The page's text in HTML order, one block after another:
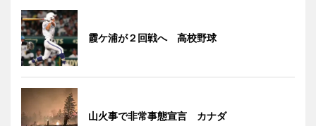
霞ケ浦が２回戦へ 高校野球
山火事で非常事態宣言 カナダ